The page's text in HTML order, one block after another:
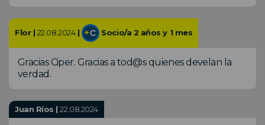
Flor | 22.08.2024| Socio/a 2 años y 1 mes
Gracias Ciper. Gracias a tod@s quienes develan la
verdad.
Juan Ríos |22.08.2024